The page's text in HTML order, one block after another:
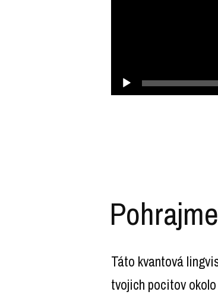
Táto kvantová
tvojich pocitov